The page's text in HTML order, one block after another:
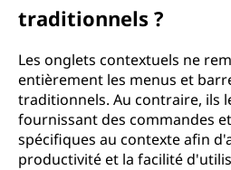
traditionnels ?
Les onglets contextuels ne
entièrement les menus et
traditionnels. Au contraire, ils
fournissant des commandes
spécifiques au contexte afin
productivité et la facilité